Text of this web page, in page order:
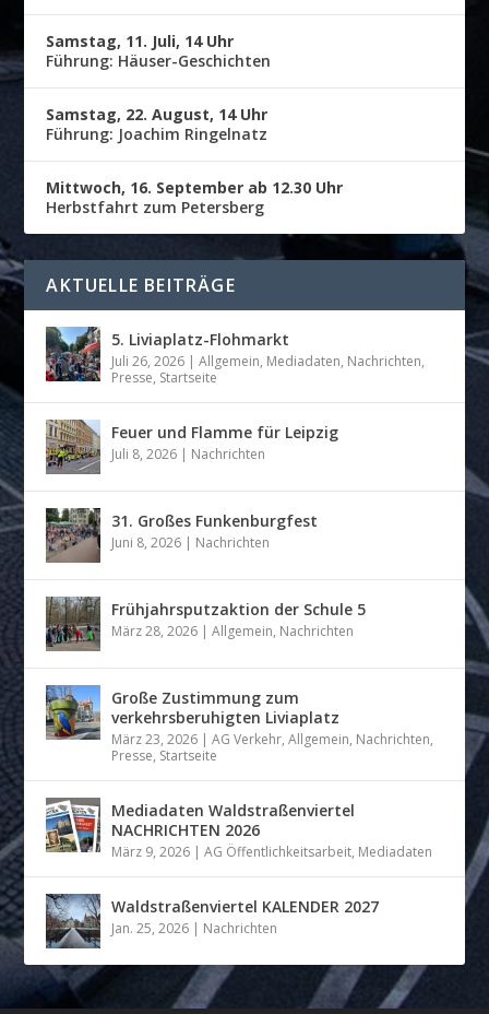
Samstag, 11. Juli, 14 Uhr
Führung: Häuser-Geschichten
Samstag, 22. August, 14 Uhr
Führung: Joachim Ringelnatz
Mittwoch, 16. September ab 12.30 Uhr
Herbstfahrt zum Petersberg
AKTUELLE BEITRÄGE
5. Liviaplatz-Flohmarkt
Juli 26, 2026 |Allgemein, Mediadaten, Nachrichten,
Presse, Startseite
Feuer und Flamme für Leipzig
Juli 8, 2026 | Nachrichten
31. Großes Funkenburgfest
Juni 8, 2026 | Nachrichten
Frühjahrsputzaktion der Schule 5
März 28, 2026 |Allgemein, Nachrichten
Große Zustimmung zum
verkehrsberuhigten Liviaplatz
März 23, 2026 |AG Verkehr,Allgemein, Nachrichten,
Presse, Startseite
Mediadaten Waldstraßenviertel
NACHRICHTEN 2026
März 9, 2026 |AG Öffentlichkeitsarbeit, Mediadaten
Waldstraßenviertel KALENDER 2027
Jan. 25, 2026 | Nachrichten